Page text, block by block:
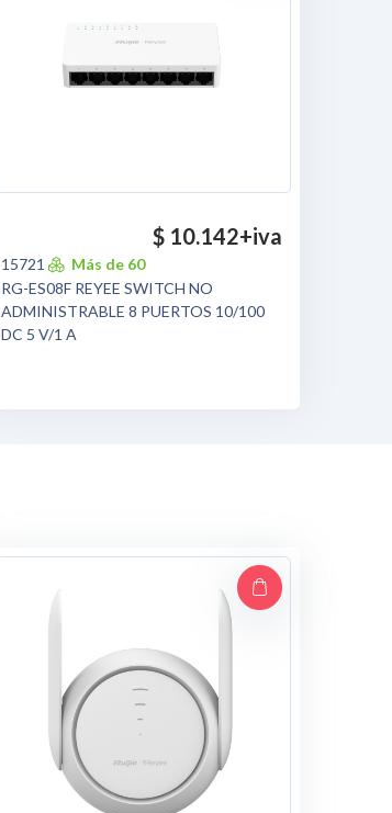
$ 10.142+iva
15721
Más de 60
RG-ES08F REYEE SWITCH NO
ADMINISTRABLE 8 PUERTOS 10/100
DC 5 V/1 A